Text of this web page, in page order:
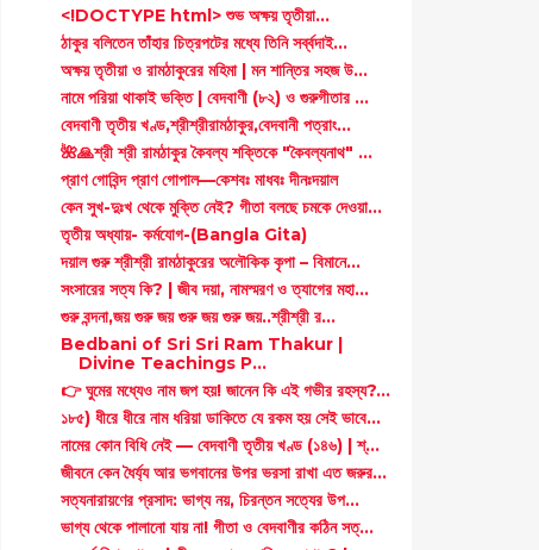
<!DOCTYPE html> শুভ অক্ষয় তৃতীয়া...
ঠাকুর বলিতেন তাঁহার চিত্রপটের মধ্যে তিনি সর্ব্বদাই...
অক্ষয় তৃতীয়া ও রামঠাকুরের মহিমা | মন শান্তির সহজ উ...
নামে পরিয়া থাকাই ভক্তি | বেদবাণী (৮২) ও গুরুগীতার ...
বেদবাণী তৃতীয় খণ্ড,শ্রীশ্রীরামঠাকুর,বেদবানী পত্রাং...
🌺🙏শ্রী শ্রী রামঠাকুর কৈবল্য শক্তিকে "কৈবল্যনাথ" ...
প্রাণ গোবিন্দ প্রাণ গোপাল—কেশবঃ মাধবঃ দীনঃদয়াল
কেন সুখ-দুঃখ থেকে মুক্তি নেই? গীতা বলছে চমকে দেওয়া...
তৃতীয় অধ্যায়- কর্মযোগ-(Bangla Gita)
দয়াল গুরু শ্রীশ্রী রামঠাকুরের অলৌকিক কৃপা – বিমানে...
সংসারের সত্য কি? | জীব দয়া, নামস্মরণ ও ত্যাগের মহা...
গুরু বন্দনা,জয় গুরু জয় গুরু জয় গুরু জয়..শ্রীশ্রী র...
Bedbani of Sri Sri Ram Thakur |
Divine Teachings P...
👉 ঘুমের মধ্যেও নাম জপ হয়! জানেন কি এই গভীর রহস্য?...
১৮৫) ধীরে ধীরে নাম ধরিয়া ডাকিতে যে রকম হয় সেই ভাবে...
নামের কোন বিধি নেই — বেদবাণী তৃতীয় খণ্ড (১৪৬) | শ্...
জীবনে কেন ধৈর্য্য আর ভগবানের উপর ভরসা রাখা এত জরুর...
সত্যনারায়ণের প্রসাদ: ভাগ্য নয়, চিরন্তন সত্যের উপ...
ভাগ্য থেকে পালানো যায় না! গীতা ও বেদবাণীর কঠিন সত্...